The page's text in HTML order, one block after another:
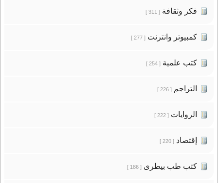
فكر وثقافة[ 311 ]
كمبيوتر وانترنت[ 277 ]
كتب علمية[ 254 ]
التراجم[ 226 ]
الروايات[ 222 ]
إقتصاد[ 220 ]
كتب طب بيطرى[ 186 ]